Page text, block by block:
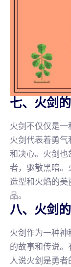
七、火剑
火剑不仅仅是一
火剑代表着勇
和决心。火剑
者，驱散黑暗
造型和火焰的
品。
八、火剑
火剑作为一种
的故事和传说
人说火剑是勇